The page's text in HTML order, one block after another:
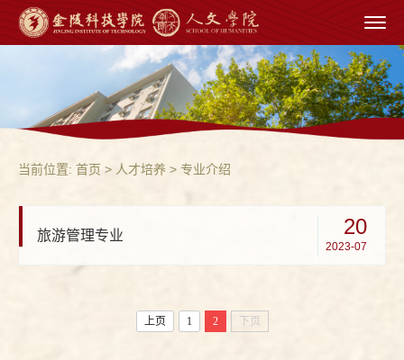
当前位置: 首页 > 人才培养 > 专业介绍
旅游管理专业 20
2023-07
上页 1 2 下页